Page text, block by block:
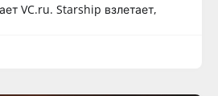
VC.ru. Starship взлетает,